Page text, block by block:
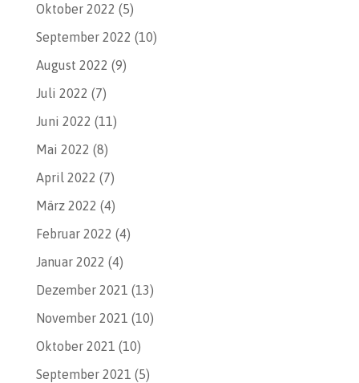
Oktober 2022 (5)
September 2022 (10)
August 2022 (9)
Juli 2022 (7)
Juni 2022 (11)
Mai 2022 (8)
April 2022 (7)
März 2022 (4)
Februar 2022 (4)
Januar 2022 (4)
Dezember 2021 (13)
November 2021 (10)
Oktober 2021 (10)
September 2021 (5)